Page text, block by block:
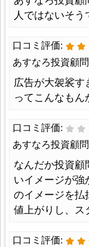
人ではないそう
口コミ評価:
あすなろ投資顧
広告が大袈裟す
ってこんなもん
口コミ評価:
あすなろ投資顧
なんだか投資顧
いイメージが強
のイメージを払
値上がりし、ス
口コミ評価: